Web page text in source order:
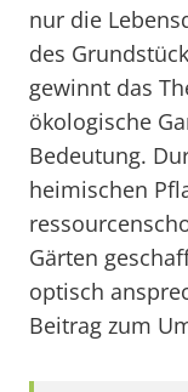
nur die
des
gewinnt das
ökologische
Bedeutung.
heimischen
Gärten
optisch
Beitrag zum